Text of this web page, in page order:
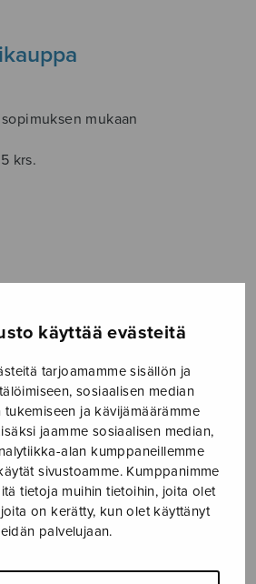
käyttää evästeitä
tarjoamamme sisällön ja
sosiaalisen median
tukemiseen ja kävijämäärämme
jaamme sosiaalisen median,
alan kumppaneillemme
sivustoamme. Kumppanimme
tietoja muihin tietoihin, joita olet
on kerätty, kun olet käyttänyt
palvelujaan.
mukaan
krs.
› Soitinmusiikki
›
C-H